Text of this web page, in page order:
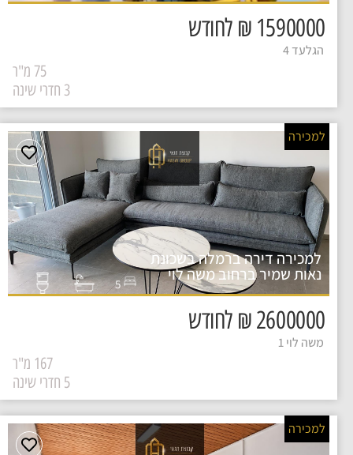
1590000 ₪ לחודש
הגלעד 4
75 מ"ר
למכירה דירה ברמלה בשכונת
נאות שמיר ברחוב משה לוי 5
2600000 ₪ לחודש
משה לוי 1
למכירה
167 מ"ר
למכירה